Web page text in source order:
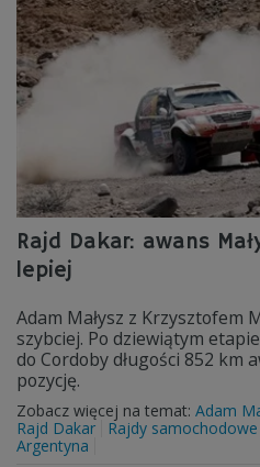
Rajd Dakar: awans
lepiej
Adam Małysz z Krzysztofem
szybciej. Po dziewiątym
do Cordoby długości 852 km
pozycję.
Zobacz więcej na temat: Adam
Rajd Dakar
Rajdy samochodowe
Argentyna